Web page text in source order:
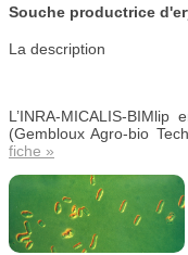
Souche productrice
La description
L’INRA-MICALIS-
(Gembloux Agro-bio
fiche »